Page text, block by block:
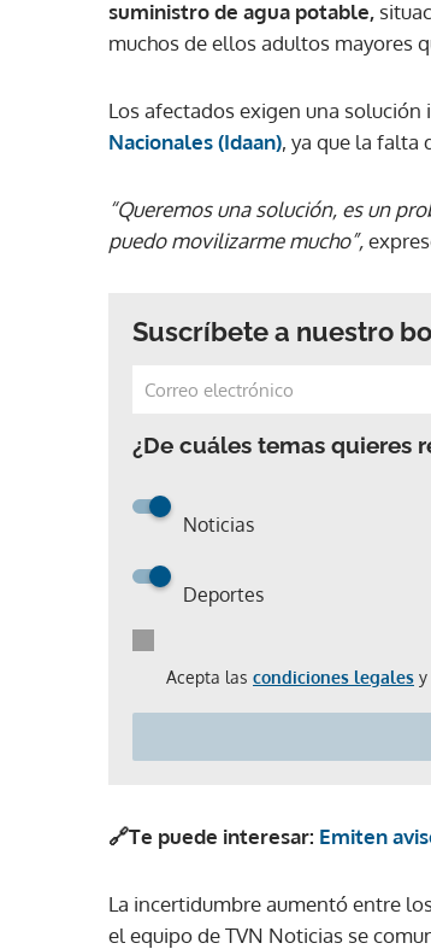
suministro de agua potable,
muchos de ellos adultos mayores
Los afectados exigen una
Nacionales (Idaan), ya que la falta
“Queremos una solución, es un
puedo movilizarme mucho”,
Suscríbete a nuestro
¿De cuáles temas quieres
Noticias
Deportes
Acepta las condiciones legales y
🔗Te puede interesar: Emiten
La incertidumbre aumentó entre
el equipo de TVN Noticias se